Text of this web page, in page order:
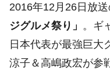
2016年12月26日放
ジグルメ祭り」 。ギ
日本代表が最強巨大
涼子＆高嶋政宏が参